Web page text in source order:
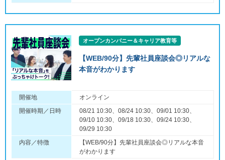
オープンカンパニー＆キャリア教育等
【WEB/90分】先輩社員座談会◎リアルな
本音がわかります
開催地
オンライン
開催時期／日時
08/21 10:30、08/24 10:30、09/01 10:30、
09/10 10:30、09/18 10:30、09/24 10:30、
09/29 10:30
内容／特徴
【WEB/90分】先輩社員座談会◎リアルな本音
がわかります